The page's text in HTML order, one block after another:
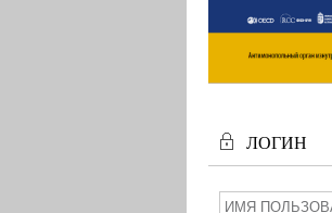
ЛОГИН